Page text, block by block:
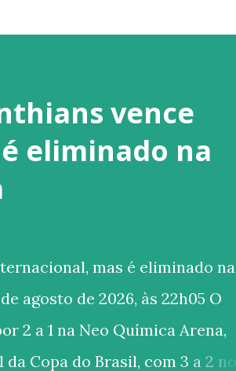
vence
eliminado na
mas é eliminado na
agosto de 2026, às 22h05 O
2 a 1 na Neo Química Arena,
Copa do Brasil, com 3 a 2 no